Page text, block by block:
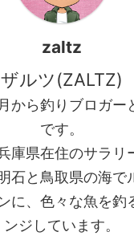
zaltz
ザルツ(ZALTZ)
から釣りブロガー
です。
庫県在住のサラリ
石と鳥取県の海で
に、色々な魚を釣
ンジしています。